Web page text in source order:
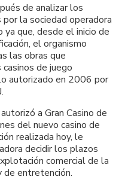
de analizar los
la sociedad operadora
que, desde el inicio de
el organismo
las obras que
de juego
autorizado en 2006 por
a Gran Casino de
del nuevo casino de
realizada hoy, le
decidir los plazos
comercial de la
de entretención.